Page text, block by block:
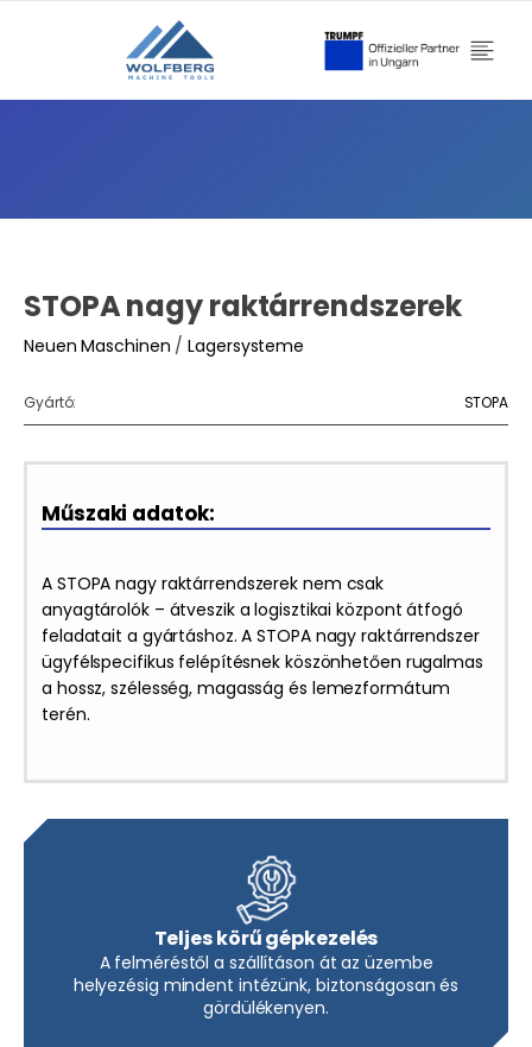
STOPA nagy raktárrendszerek
Neuen Maschinen /Lagersysteme
Gyártó: STOPA
Műszaki adatok:
A STOPA nagy raktárrendszerek nem csak
anyagtárolók – átveszik a logisztikai központ átfogó
feladatait a gyártáshoz. A STOPA nagy raktárrendszer
ügyfélspecifikus felépítésnek köszönhetően rugalmas
a hossz, szélesség, magasság és lemezformátum
terén.
Teljes körű gépkezelés
A felméréstől a szállításon át az üzembe
helyezésig mindent intézünk, biztonságosan és
gördülékenyen.